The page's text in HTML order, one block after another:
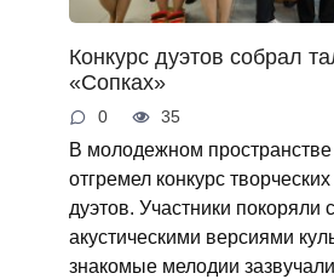
Конкурс дуэтов собрал
«Сопках»
0 35
В молодежном
отгремел конкурс творческих
дуэтов. Участники покоряли
акустическими версиями
знакомые мелодии